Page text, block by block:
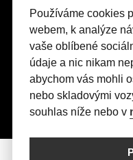
Tato nabídka je pouze
smlouvy a nelze z ní
Poskytovatelem
Želetavská 1525/1,
Používáme cookies
webem, k analýze
vaše oblíbené
údaje a nic nikam
abychom vás mohli
nebo skladovými
souhlas níže nebo v